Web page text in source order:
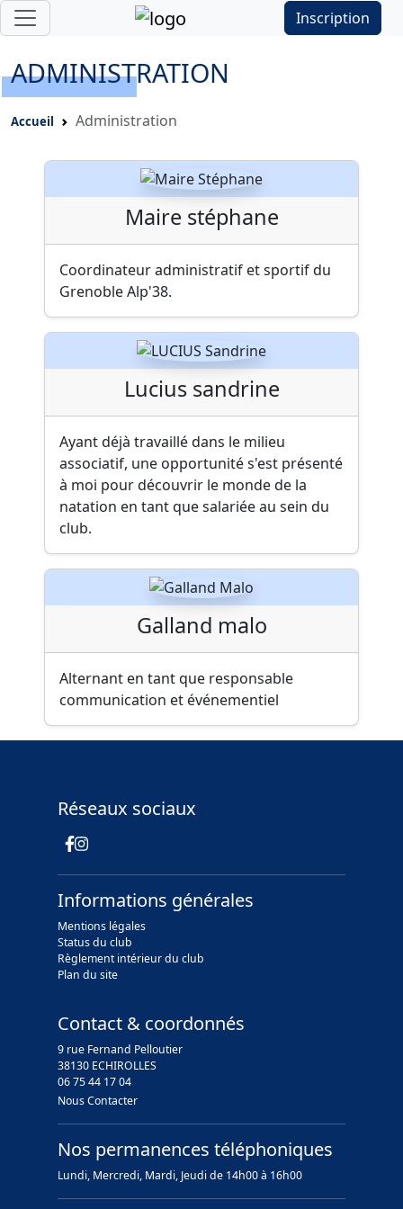
Inscription
ADMINISTRATION
Accueil Administration
Maire stéphane
Coordinateur administratif et sportif du
Grenoble Alp'38.
Lucius sandrine
Ayant déjà travaillé dans le milieu
associatif, une opportunité s'est présenté
à moi pour découvrir le monde de la
natation en tant que salariée au sein du
club.
Galland malo
Alternant en tant que responsable
communication et événementiel
Réseaux sociaux
Informations générales
Mentions légales
Status du club
Règlement intérieur du club
Plan du site
Contact & coordonnés
9 rue Fernand Pelloutier
38130 ECHIROLLES
06 75 44 17 04
Nous Contacter
Nos permanences téléphoniques
Lundi, Mercredi, Mardi, Jeudi de 14h00 à 16h00